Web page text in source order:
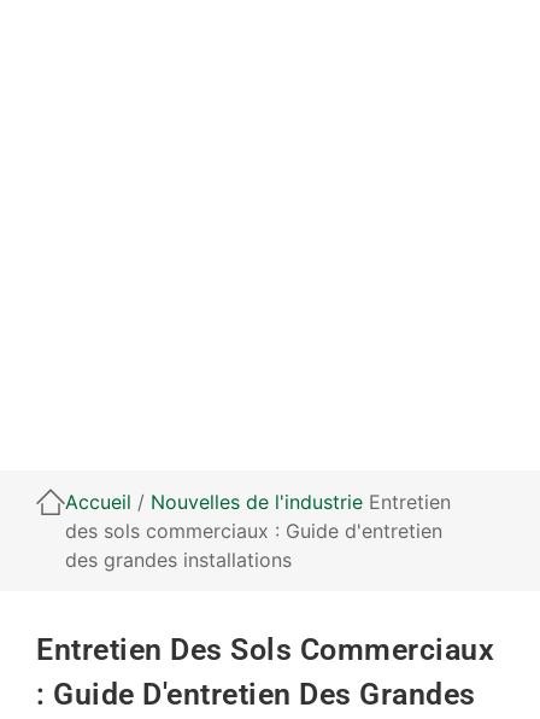
Accueil / Nouvelles de l'industrie Entretien
des sols commerciaux : Guide d'entretien
des grandes installations
Entretien Des Sols Commerciaux
: Guide D'entretien Des Grandes